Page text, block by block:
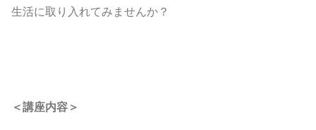
生活に取り入れてみませんか？
＜講座内容＞